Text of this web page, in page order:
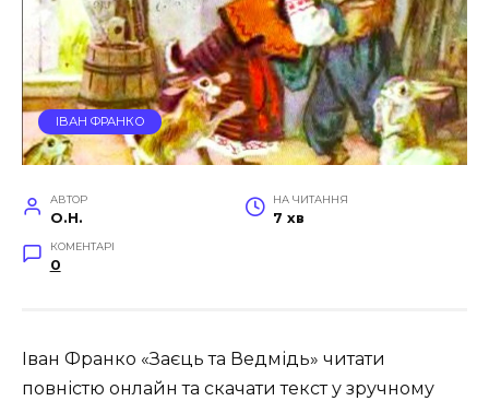
ІВАН ФРАНКО
АВТОР
O.H.
НА ЧИТАННЯ
7 хв
КОМЕНТАРІ
0
Іван Франко «Заєць та Ведмідь» читати
повністю онлайн та скачати текст у зручному